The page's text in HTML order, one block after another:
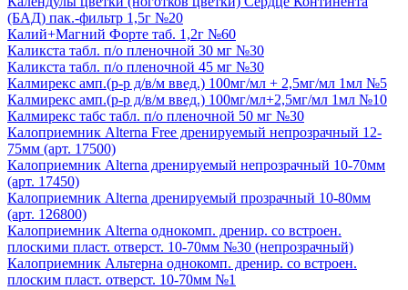
(БАД) пак.-фильтр 1,5г №20
Калий+Магний Форте таб. 1,2г №60
Каликста табл. п/о пленочной 30 мг №30
Каликста табл. п/о пленочной 45 мг №30
Калмирекс амп.(р-р д/в/м введ.) 100мг/мл + 2,5мг/мл 1мл №5
Калмирекс амп.(р-р д/в/м введ.) 100мг/мл+2,5мг/мл 1мл №10
Калмирекс табс табл. п/о пленочной 50 мг №30
Калоприемник Alterna Free дренируемый непрозрачный 12-
75мм (арт. 17500)
Калоприемник Alterna дренируемый непрозрачный 10-70мм
(арт. 17450)
Калоприемник Alterna дренируемый прозрачный 10-80мм
(арт. 126800)
Калоприемник Alterna однокомп. дренир. со встроен.
плоскими пласт. отверст. 10-70мм №30 (непрозрачный)
Калоприемник Альтерна однокомп. дренир. со встроен.
плоским пласт. отверст. 10-70мм №1